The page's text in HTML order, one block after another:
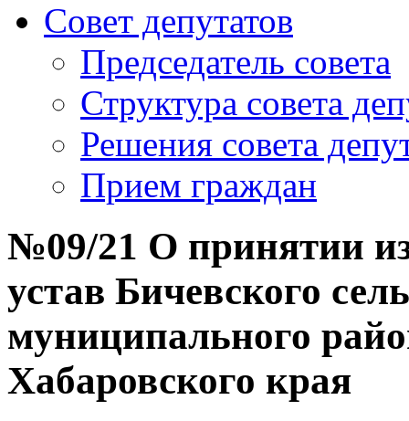
Совет депутатов
Председатель совета
Структура совета
Решения совета
Прием граждан
№09/21 О принятии
устав Бичевского
муниципального
Хабаровского края